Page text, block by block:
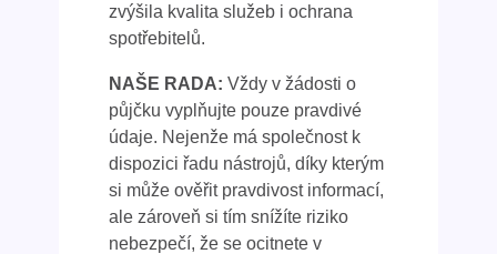
zvýšila kvalita služeb i ochrana
spotřebitelů.
NAŠE RADA: Vždy v žádosti o
půjčku vyplňujte pouze pravdivé
údaje. Nejenže má společnost k
dispozici řadu nástrojů, díky kterým
si může ověřit pravdivost informací,
ale zároveň si tím snížíte riziko
nebezpečí, že se ocitnete v